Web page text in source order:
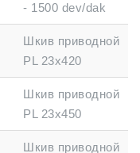
- 1500 dev/dak
Шкив приводной
PL 23x420
Шкив приводной
PL 23x450
Шкив приводной